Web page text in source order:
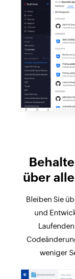
über
Bleiben Sie
und
weniger